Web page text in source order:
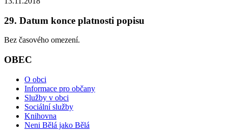
29. Datum konce platnosti popisu
Bez časového omezení.
OBEC
O obci
Informace pro občany
Služby v obci
Sociální služby
Knihovna
Neni Bělá jako Bělá